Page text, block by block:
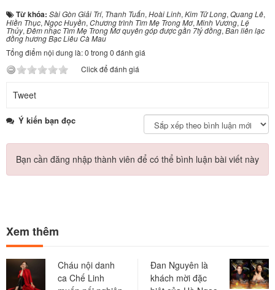
Từ khóa: Sài Gòn Giải Trí, Thanh Tuấn, Hoài Linh, Kim Tử Long, Quang Lê,
Hiền Thục, Ngọc Huyền, Chương trình Tìm Mẹ Trong Mơ, Minh Vương, Lệ
Thủy, Đêm nhạc Tìm Mẹ Trong Mơ quyên góp được gần 7tỷ đồng, Ban liên lạc
đồng hương Bạc Liêu Cà Mau
Tổng điểm nội dung là: 0 trong 0 đánh giá
Click để đánh giá
Tweet
Ý kiến bạn đọc
Bạn cần đăng nhập thành viên để có thể bình luận bài viết này
Xem thêm
Cháu nội danh
ca Chế Linh
Đan Nguyên là
khách mời đặc